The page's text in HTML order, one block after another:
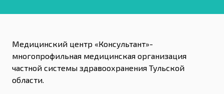
Медицинский центр «Консультант»-
многопрофильная медицинская организация
частной системы здравоохранения Тульской
области.